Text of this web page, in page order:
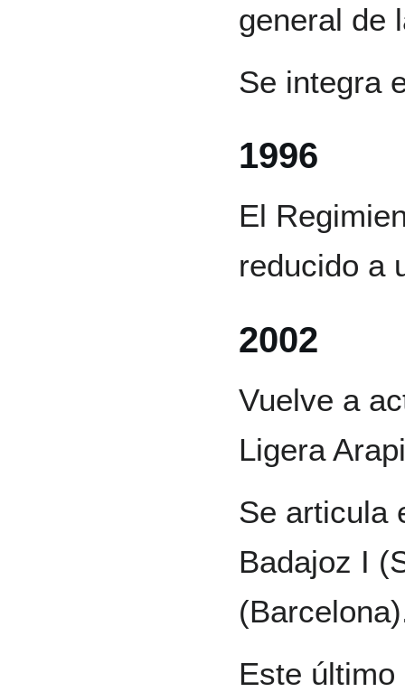
general de
Se integra
1996
El
reducido a
2002
Vuelve a
Ligera
Se articula
Badajoz I
Este